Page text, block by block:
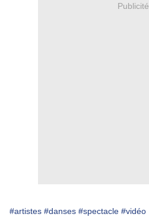
Publicité
#artistes #danses #spectacle #vidéo